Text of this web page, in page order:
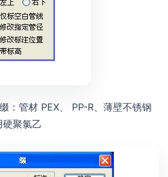
：管材 PEX、 PP-R、薄壁不锈钢
聚氯乙